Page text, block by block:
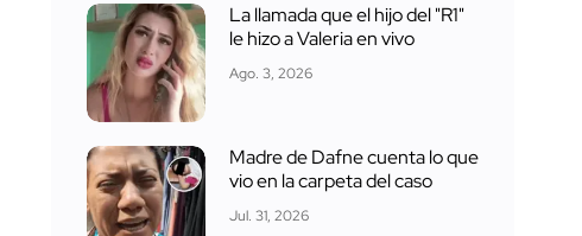
La llamada que el hijo del "R1"
le hizo a Valeria en vivo
Ago. 3, 2026
Madre de Dafne cuenta lo que
vio en la carpeta del caso
Jul. 31, 2026